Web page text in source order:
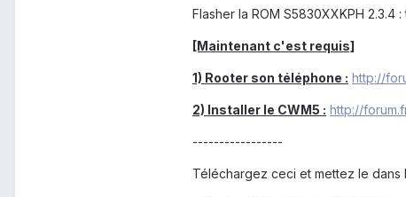
Flasher la ROM S5830XXKPH
[Maintenant c'est requis]
1) Rooter son téléphone : http://
2) Installer le CWM5 : http://
-----------------
Téléchargez ceci et mettez le dans